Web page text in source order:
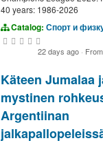
40 years: 1986-2026
Catalog: Спорт и
22 days ago · From
Käteen Jumalaa
mystinen
Argentiinan